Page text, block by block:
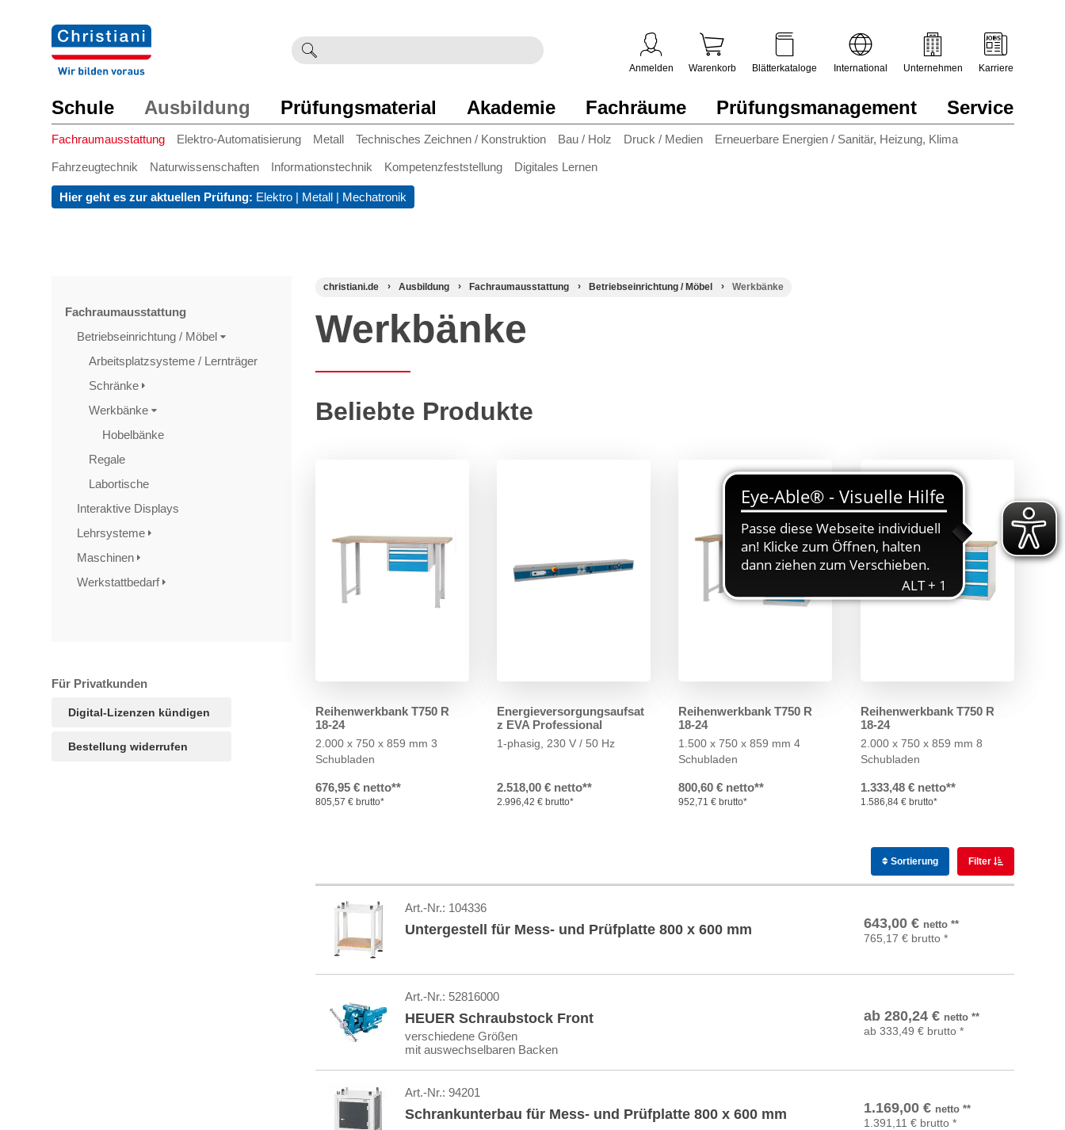
eingeben
Schule Ausbildung
Fachraumausstattung Elektro-Automatisierung Metall Technisches Zeichnen / Konstruktion Bau / Holz Druck / Medien Erneuerbare Energien / Sanitär, Heizung, Klima
Fahrzeugtechnik Naturwissenschaften Informationstechnik Kompetenzfeststellung Digitales Lernen
Prüfungsmaterial Akademie Fachräume Prüfungsmanagement Service
Hier geht es zur aktuellen Prüfung: Elektro | Metall | Mechatronik
Anmelden Warenkorb Blätterkataloge International Unternehmen Karriere
Fachraumausstattung
Betriebseinrichtung / Möbel
Arbeitsplatzsysteme / Lernträger
Schränke
Werkbänke
Hobelbänke
Regale
Labortische
Interaktive Displays
Lehrsysteme
Maschinen
Werkstattbedarf
Für Privatkunden
Digital-Lizenzen kündigen
Bestellung widerrufen
christiani.de Ausbildung Fachraumausstattung Betriebseinrichtung / Möbel Werkbänke
Werkbänke
Beliebte Produkte
Reihenwerkbank T750 R
18-24
2.000 x 750 x 859 mm 3
Schubladen
676,95 € netto**
805,57 € brutto*
Energieversorgungsaufsat
z EVA Professional
1-phasig, 230 V / 50 Hz
2.518,00 € netto**
2.996,42 € brutto*
Reihenwerkbank T750 R
18-24
1.500 x 750 x 859 mm 4
Schubladen
800,60 € netto**
952,71 € brutto*
Reihenwerkbank T750 R
18-24
2.000 x 750 x 859 mm 8
Schubladen
1.333,48 € netto**
1.586,84 € brutto*
Sortierung Filter
Art.-Nr.: 104336
Untergestell für Mess- und Prüfplatte 800 x 600 mm 643,00 € netto**
765,17 € brutto *
In den Warenkorb
Art.-Nr.: 52816000
HEUER Schraubstock Front
verschiedene Größen
mit auswechselbaren Backen
ab 280,24 € netto**
ab 333,49 € brutto *
Details
Art.-Nr.: 94201
Schrankunterbau für Mess- und Prüfplatte 800 x 600 mm 1.169,00 € netto**
1.391,11 € brutto *
In den Warenkorb